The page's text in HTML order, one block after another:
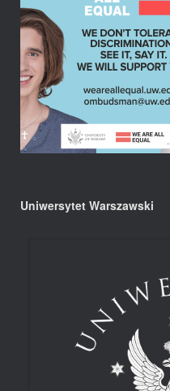
Uniwersytet Warszawski